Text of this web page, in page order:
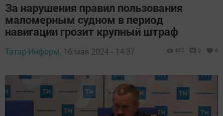
За нарушения правил пользования
маломерным судном в период
навигации грозит крупный штраф
Татар-Информ, 16 мая 2024 - 14:37 622 0 0